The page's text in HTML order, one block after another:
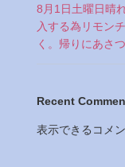
8月1日土曜日晴
入する為リモン
く。帰りにあさ
Recent
表示できるコメ